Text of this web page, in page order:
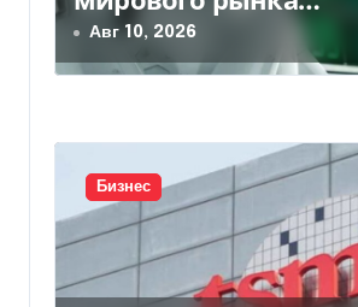
а
п
и
с
я
м
гуманоидных роботов
Авг 10, 2026
Бизнес